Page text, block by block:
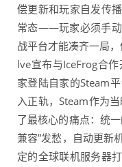
偿更新和玩家自发传
常态——玩家必须手动
战平台才能凑齐一局
lve宣布与IceFrog合
家登陆自家的Steam
入正轨，Steam作为
了最核心的痛点：统
兼容”发愁，自动更新
定的全球联机服务器